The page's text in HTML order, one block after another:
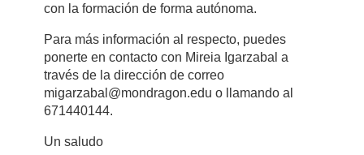
con la formación de forma autónoma.
Para más información al respecto, puedes
ponerte en contacto con Mireia Igarzabal a
través de la dirección de correo
migarzabal@mondragon.edu o llamando al
671440144.
Un saludo